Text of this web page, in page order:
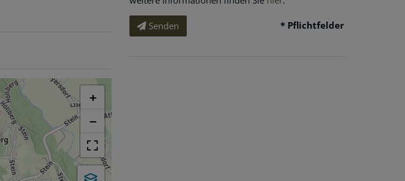
+
−
Senden * Pflichtfelder